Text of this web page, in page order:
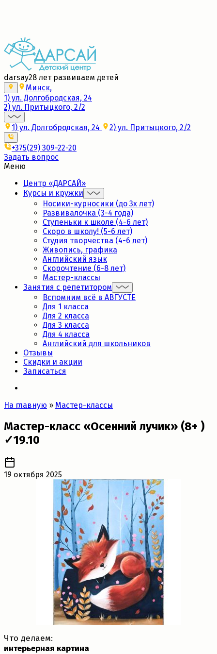
darsay28 лет развиваем детей
Минск,
1) ул. Долгобродская, 24
2) ул. Притыцкого, 2/2
1) ул. Долгобродская, 24 2) ул. Притыцкого, 2/2
+375(29) 309-22-20
Задать вопрос
Меню
Центр «ДАРСАЙ»
Курсы и кружки
Носики-курносики (до 3х лет)
Развивалочка (3-4 года)
Ступеньки к школе (4-6 лет)
Скоро в школу! (5-6 лет)
Студия творчества (4-6 лет)
Живопись, графика
Английский язык
Скорочтение (6-8 лет)
Мастер-классы
Занятия с репетитором
Вспомним всё в АВГУСТЕ
Для 1 класса
Для 2 класса
Для 3 класса
Для 4 класса
Английский для школьников
Отзывы
Скидки и акции
Записаться
На главную » Мастер-классы
Мастер-класс «Осенний лучик» (8+ )
✓19.10
19 октября 2025
Что делаем:
интерьерная картина